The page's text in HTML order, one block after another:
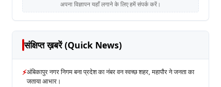
अपना विज्ञापन यहाँ लगाने के लिए हमें संपर्क करें।
संक्षिप्त ख़बरें (Quick News)
⚡अंबिकापुर नगर निगम बना प्रदेश का नंबर वन स्वच्छ शहर, महापौर ने जनता का
जताया आभार।